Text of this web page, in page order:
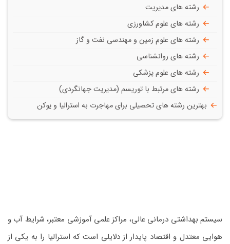
رشته های مدیریت
رشته های علوم کشاورزی
رشته های علوم زمین و مهندسی نفت و گاز
رشته های روانشناسی
رشته های علوم پزشکی
رشته های مرتبط با توریسم (مدیریت جهانگردی)
بهترین رشته های تحصیلی برای مهاجرت به استرالیا و یوکن
سیستم بهداشتی درمانی عالی، مراکز علمی آموزشی معتبر، شرایط آب و
هوایی معتدل و اقتصاد پایدار از دلایلی است که استرالیا را به یکی از